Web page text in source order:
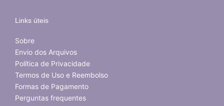
Links úteis
Sobre
Envio dos Arquivos
Política de Privacidade
Termos de Uso e Reembolso
Formas de Pagamento
Perguntas frequentes